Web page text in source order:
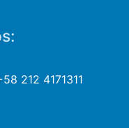
212 4171311